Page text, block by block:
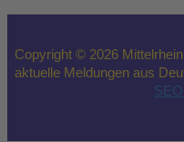
Copyright © 2026
aktuelle Meldungen aus